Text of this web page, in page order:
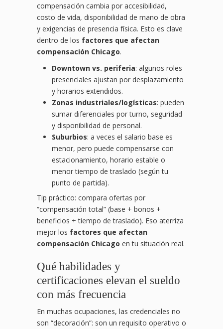
compensación cambia por accesibilidad,
costo de vida, disponibilidad de mano de obra
y exigencias de presencia física. Esto es clave
dentro de los factores que afectan
compensación Chicago.
Downtown vs. periferia: algunos roles
presenciales ajustan por desplazamiento
y horarios extendidos.
Zonas industriales/logísticas: pueden
sumar diferenciales por turno, seguridad
y disponibilidad de personal.
Suburbios: a veces el salario base es
menor, pero puede compensarse con
estacionamiento, horario estable o
menor tiempo de traslado (según tu
punto de partida).
Tip práctico: compara ofertas por
“compensación total” (base + bonos +
beneficios + tiempo de traslado). Eso aterriza
mejor los factores que afectan
compensación Chicago en tu situación real.
Qué habilidades y
certificaciones elevan el sueldo
con más frecuencia
En muchas ocupaciones, las credenciales no
son “decoración”: son un requisito operativo o